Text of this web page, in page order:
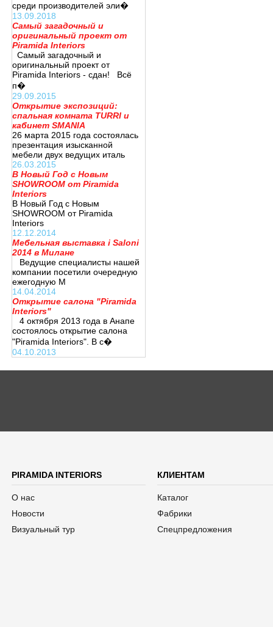
среди производителей эли�
13.09.2018
Самый загадочный и
оригинальный проект от
Piramida Interiors
Самый загадочный и
оригинальный проект от
Piramida Interiors - сдан! Всё
п�
29.09.2015
Открытие экспозиций:
спальная комната TURRI и
кабинет SMANIA
26 марта 2015 года состоялась
презентация изысканной
мебели двух ведущих италь
26.03.2015
В Новый Год с Новым
SHOWROOM от Piramida
Interiors
В Новый Год с Новым
SHOWROOM от Piramida
Interiors
12.12.2014
Мебельная выставка i Saloni
2014 в Милане
Ведущие специалисты нашей
компании посетили очередную
ежегодную М
14.04.2014
Открытие салона "Piramida
Interiors"
4 октября 2013 года в Анапе
состоялось открытие салона
"Piramida Interiors". В с�
04.10.2013
PIRAMIDA INTERIORS
О нас
Новости
Визуальный тур
КЛИЕНТАМ
Каталог
Фабрики
Спецпредложения